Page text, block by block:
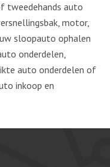
tweedehands auto
motor,
sloopauto ophalen
onderdelen,
auto onderdelen of
inkoop en